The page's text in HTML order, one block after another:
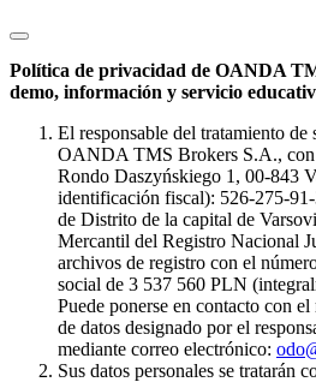
Política de privacidad de OANDA
demo, información y servicio
El responsable del tratamiento de
OANDA TMS Brokers S.A., con
Rondo Daszyńskiego 1, 00-843
identificación fiscal): 526-275-
de Distrito de la capital de
Mercantil del Registro Nacional
archivos de registro con el
social de 3 537 560 PLN
Puede ponerse en contacto con
de datos designado por el
mediante correo electrónico:
Sus datos personales se tratarán